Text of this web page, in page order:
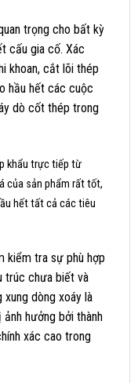
trọng cho bất kỳ
cấu gia cố. Xác
khoan, cắt lõi thép
hầu hết các cuộc
dò cốt thép trong
khẩu trực tiếp từ
của sản phẩm rất tốt,
hết tất cả các tiêu
kiểm tra sự phù hợp
trúc chưa biết và
dòng xoáy là
hưởng bởi thành
xác cao trong